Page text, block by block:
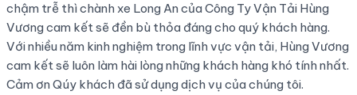
chậm trễ thì chành xe Long An của Công Ty Vận Tải Hùng
Vương cam kết sẽ đền bù thỏa đáng cho quý khách hàng.
Với nhiều năm kinh nghiệm trong lĩnh vực vận tải, Hùng Vương
cam kết sẽ luôn làm hài lòng những khách hàng khó tính nhất.
Cảm ơn Qúy khách đã sử dụng dịch vụ của chúng tôi.